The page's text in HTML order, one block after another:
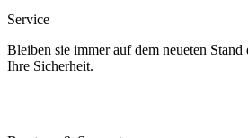
Service
Bleiben sie immer auf dem neueten
Ihre Sicherheit.